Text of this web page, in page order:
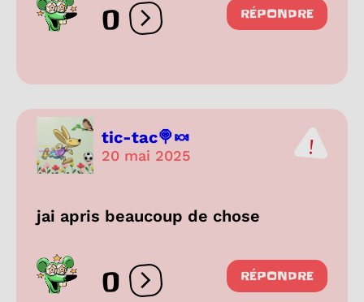
0 Ouvrir les réactions
RÉPONDRE
tic-tac🍭🍬
20 mai 2025
jai apris beaucoup de chose
0 Ouvrir les réactions
RÉPONDRE